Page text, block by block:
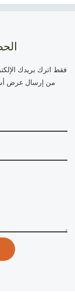
فقط اترك بريدك
من إرسال عرض